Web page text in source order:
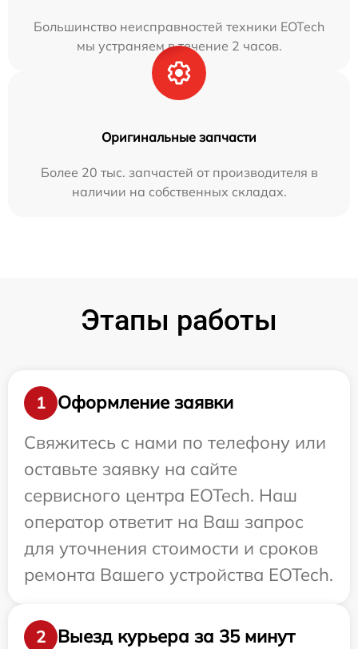
Большинство неисправностей техники EOTech
мы устраняем в течение 2 часов.
Оригинальные запчасти
Более 20 тыс. запчастей от производителя в
наличии на собственных складах.
Этапы работы
1
Оформление заявки
Свяжитесь с нами по телефону или
оставьте заявку на сайте
сервисного центра EOTech. Наш
оператор ответит на Ваш запрос
для уточнения стоимости и сроков
ремонта Вашего устройства EOTech.
2
Выезд курьера за 35 минут